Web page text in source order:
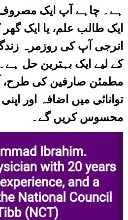
ہے۔ چاہے آپ ایک
ایک طالب علم، یا ایک
انرجی آپ کی روزمرہ
کے لیے ایک بہترین حل
مطمئن صارفین کی طرح،
توانائی میں اضافہ اور
محسوس کریں گے۔